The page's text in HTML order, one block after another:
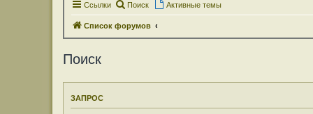
Ссылки Поиск Активные темы
Список форумов
Поиск
ЗАПРОС